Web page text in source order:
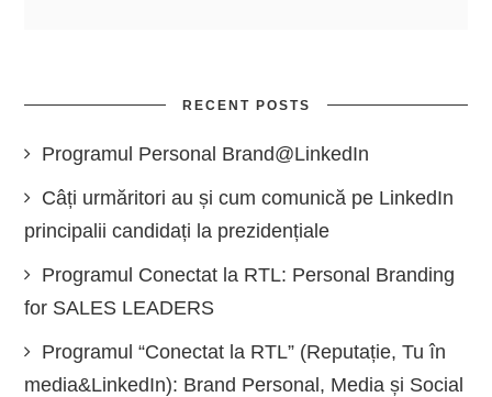
RECENT POSTS
Programul Personal Brand@LinkedIn
Câți urmăritori au și cum comunică pe LinkedIn
principalii candidați la prezidențiale
Programul Conectat la RTL: Personal Branding
for SALES LEADERS
Programul “Conectat la RTL” (Reputație, Tu în
media&LinkedIn): Brand Personal, Media și Social